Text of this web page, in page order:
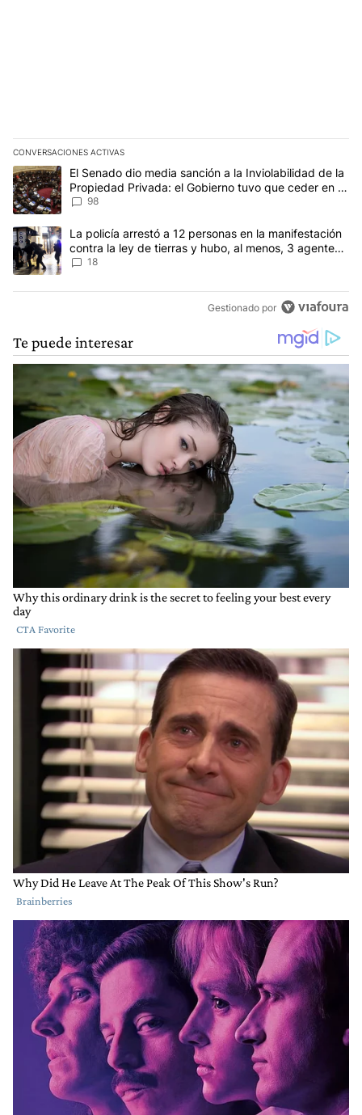
CONVERSACIONES ACTIVAS
Este listado muestra los artículos con más comentarios en los
Un artículo de tendencia con el título "El Senado dio media
El Senado dio media sanción a la Inviolabilidad de la
Propiedad Privada: el Gobierno tuvo que ceder en la
Ley del Manejo del Fuego
98
Un artículo de tendencia con el título "La policía arrestó a 12
La policía arrestó a 12 personas en la manifestación
contra la ley de tierras y hubo, al menos, 3 agentes
heridos
18
Gestionado por